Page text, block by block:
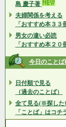
島 慶子著
夫婦関係を考える
「おすすめ本３３
男女の違い必読
「おすすめ本２０
今日のことば
日付順で見る
（過去のことば）
全て見る(※探した
「ことば」はコチ